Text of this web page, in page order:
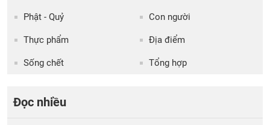
Phật - Quỷ Con người
Thực phẩm Địa điểm
Sống chết Tổng hợp
Đọc nhiều